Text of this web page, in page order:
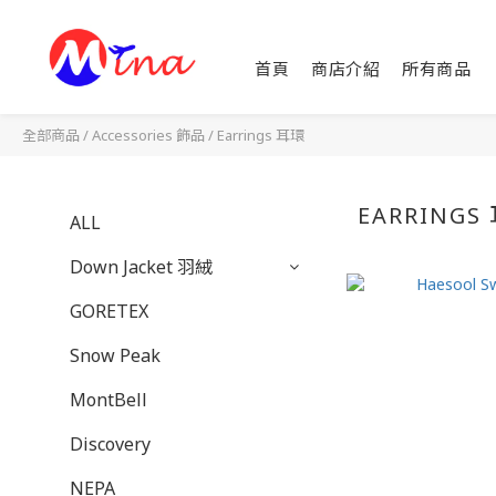
首頁 商店介紹 所有商品
全部商品 /Accessories 飾品 / Earrings 耳環
ALL
Down Jacket 羽絨
GORETEX
Snow Peak
MontBell
Discovery
NEPA
EARRINGS